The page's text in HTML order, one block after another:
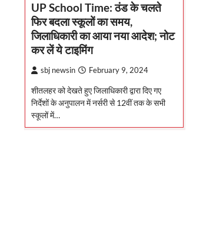
UP School Time: ठंड के चलते
फिर बदला स्कूलों का समय,
जिलाधिकारी का आया नया आदेश; नोट
कर लें ये टाइमिंग
sbj newsin February 9, 2024
शीतलहर को देखते हुए जिलाधिकारी द्वारा दिए गए
निर्देशों के अनुपालन में नर्सरी से 12वीं तक के सभी
स्कूलों में…